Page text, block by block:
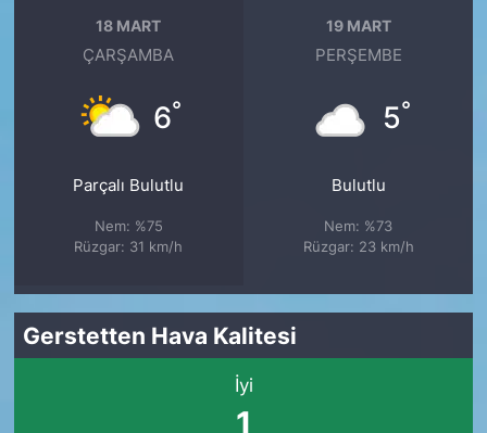
18 MART
ÇARŞAMBA
6°
Parçalı Bulutlu
Nem: %75
Rüzgar: 31 km/h
19 MART
PERŞEMBE
5°
Bulutlu
Nem: %73
Rüzgar: 23 km/h
Gerstetten Hava Kalitesi
İyi
1